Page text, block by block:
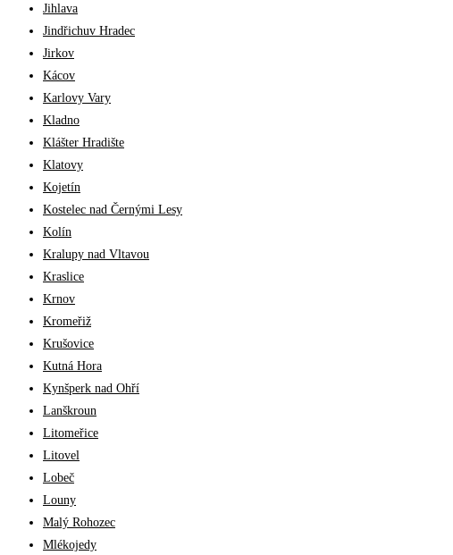
Jihlava
Jindřichuv Hradec
Jirkov
Kácov
Karlovy Vary
Kladno
Klášter Hradište
Klatovy
Kojetín
Kostelec nad Černými Lesy
Kolín
Kralupy nad Vltavou
Kraslice
Krnov
Kromeřiž
Krušovice
Kutná Hora
Kynšperk nad Ohří
Lanškroun
Litomeřice
Litovel
Lobeč
Louny
Malý Rohozec
Mlékojedy